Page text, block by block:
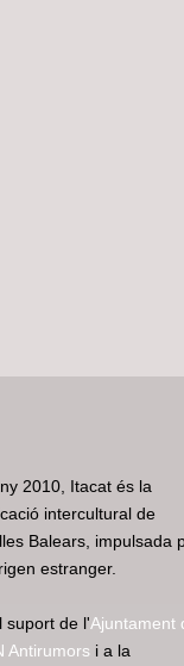
2010, Itacat és la
intercultural de
Balears, impulsada
estranger.
suport de l'Ajuntament
Antirumors i a la